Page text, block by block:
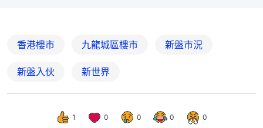
香港樓市 九龍城區樓市 新盤市況
新盤入伙 新世界
1 0 0 0 0